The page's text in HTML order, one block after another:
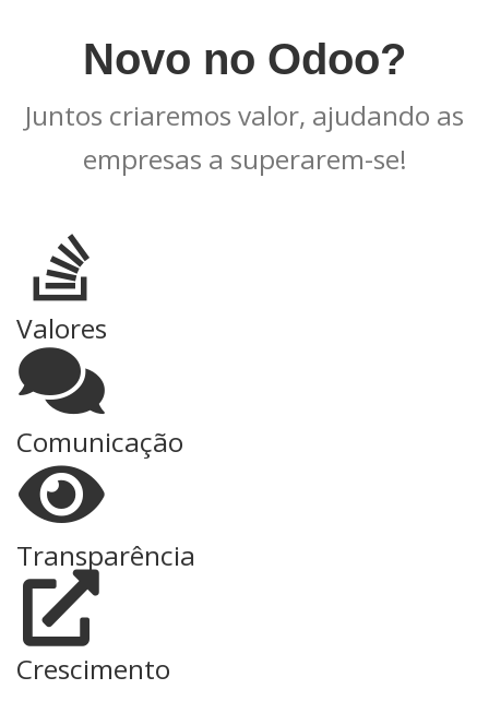
Novo no Odoo?
Juntos criaremos valor, ajudando as
empresas a superarem-se!
Valores
Comunicação
Transparência
Crescimento